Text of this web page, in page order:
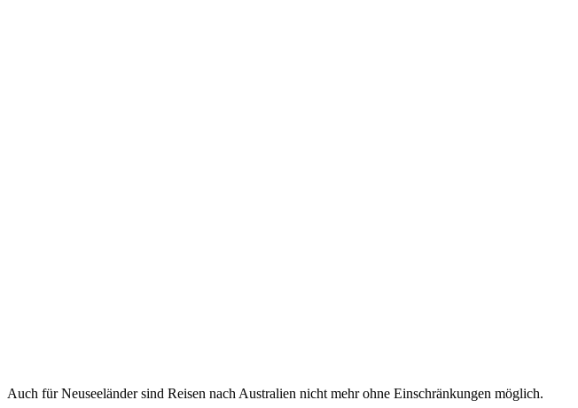
Auch für Neuseeländer sind Reisen nach Australien nicht mehr ohne Einschränkungen möglich.